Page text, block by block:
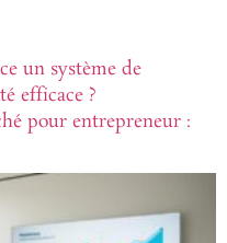
un système de
efficace ?
pour entrepreneur :